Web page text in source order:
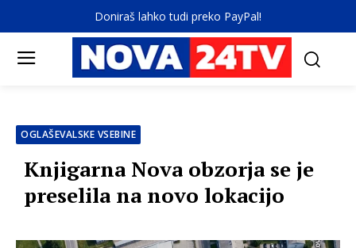
Doniraš lahko tudi preko PayPal!
OGLAŠEVALSKE VSEBINE
Knjigarna Nova obzorja se je
preselila na novo lokacijo